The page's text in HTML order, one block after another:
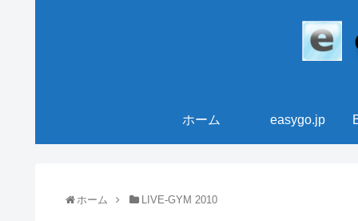
ホーム easygo.jp
ホーム LIVE-GYM 2010